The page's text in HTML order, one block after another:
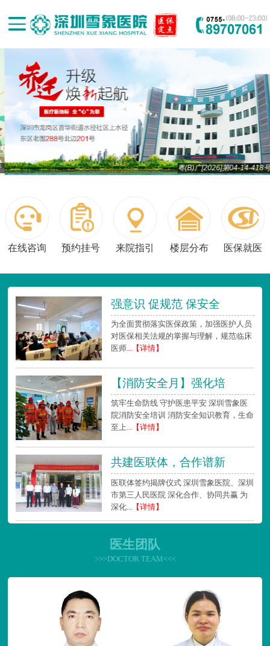
粤(B)广[2026]第04-14-418号
在线咨询 预约挂号 来院指引 楼层分布 医保就医
强意识 促规范 保安全
为全面贯彻落实医保政策，加强医护人员
对医保相关法规的掌握与理解，规范临床
医师...【详情】
【消防安全月】强化培
筑牢生命防线 守护医患平安 深圳雪象医
院消防安全培训 消防安全知识教育，生命
至上...【详情】
共建医联体，合作谱新
医联体签约揭牌仪式 深圳雪象医院、深圳
市第三人民医院 深化合作、协同共赢 为
深化...【详情】
医生团队
>>>DOCTOR TEAM<<<